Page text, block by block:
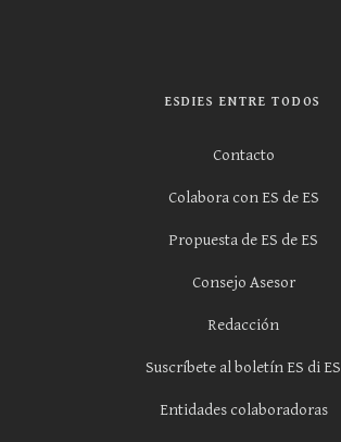
ESDIES ENTRE TODOS
Contacto
Colabora con ES de ES
Propuesta de ES de ES
Consejo Asesor
Redacción
Suscríbete al boletín ES di ES
Entidades colaboradoras